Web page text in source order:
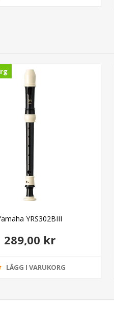
YRS302BIII
289,00 kr
LÄGG I VARUKORG